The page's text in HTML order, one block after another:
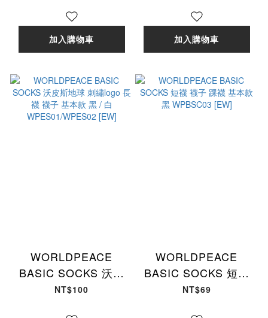
[EW]
加入購物車 加入購物車
WORLDPEACE
BASIC SOCKS 沃皮
斯地球 刺繡logo 長襪
NT$100
WORLDPEACE
BASIC SOCKS 短襪
襪子 踝襪 基本款 黑
NT$69